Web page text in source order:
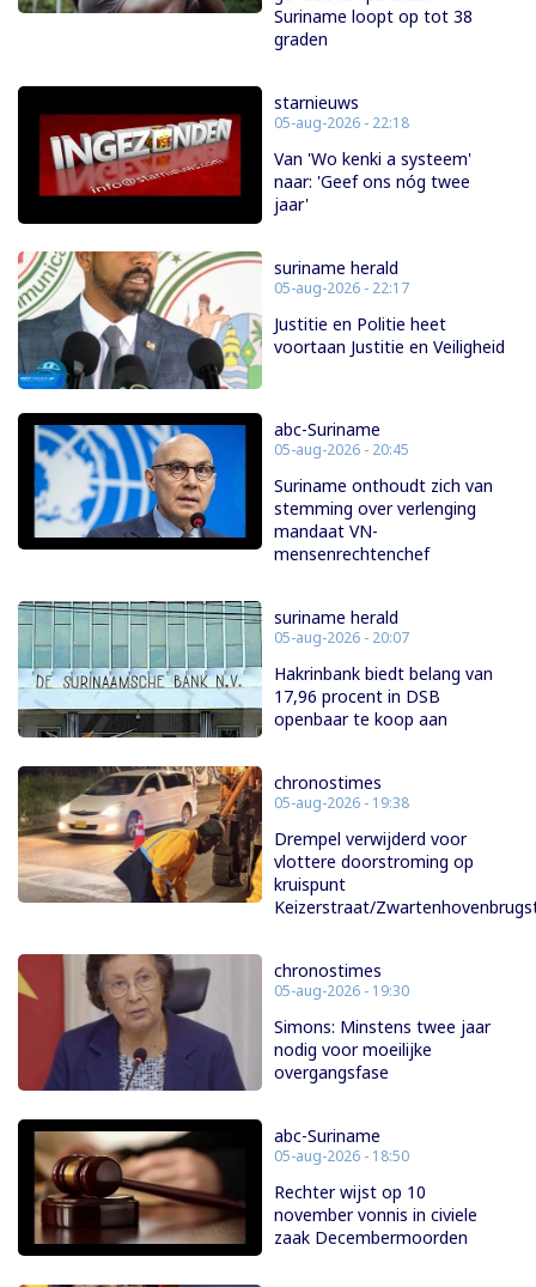
Suriname loopt op tot 38
graden
starnieuws
05-aug-2026 - 22:18
Van 'Wo kenki a systeem'
naar: 'Geef ons nóg twee
jaar'
suriname herald
05-aug-2026 - 22:17
Justitie en Politie heet
voortaan Justitie en Veiligheid
abc-Suriname
05-aug-2026 - 20:45
Suriname onthoudt zich van
stemming over verlenging
mandaat VN-
mensenrechtenchef
suriname herald
05-aug-2026 - 20:07
Hakrinbank biedt belang van
17,96 procent in DSB
openbaar te koop aan
chronostimes
05-aug-2026 - 19:38
Drempel verwijderd voor
vlottere doorstroming op
kruispunt
Keizerstraat/
chronostimes
05-aug-2026 - 19:30
Simons: Minstens twee jaar
nodig voor moeilijke
overgangsfase
abc-Suriname
05-aug-2026 - 18:50
Rechter wijst op 10
november vonnis in civiele
zaak Decembermoorden